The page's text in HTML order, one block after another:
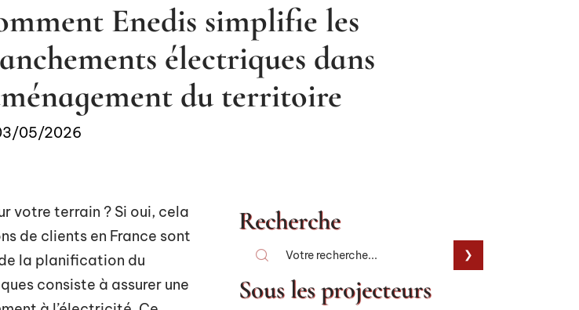
Enedis simplifie les
électriques dans
du territoire
05/2026
votre terrain ? Si oui, cela
de clients en France sont
la planification du
consiste à assurer une
Recherche
Sous les projecteurs